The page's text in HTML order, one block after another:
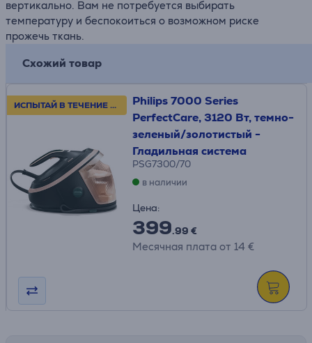
вертикально. Вам не потребуется выбирать
температуру и беспокоиться о возможном риске
прожечь ткань.
Схожий товар
ИСПЫТАЙ В ТЕЧЕНИЕ 30 ДНЕЙ!
Philips 7000 Series
PerfectCare, 3120 Вт, темно-
зеленый/золотистый -
Гладильная система
PSG7300/70
в наличии
Цена:
399.99 €
Месячная плата от 14 €